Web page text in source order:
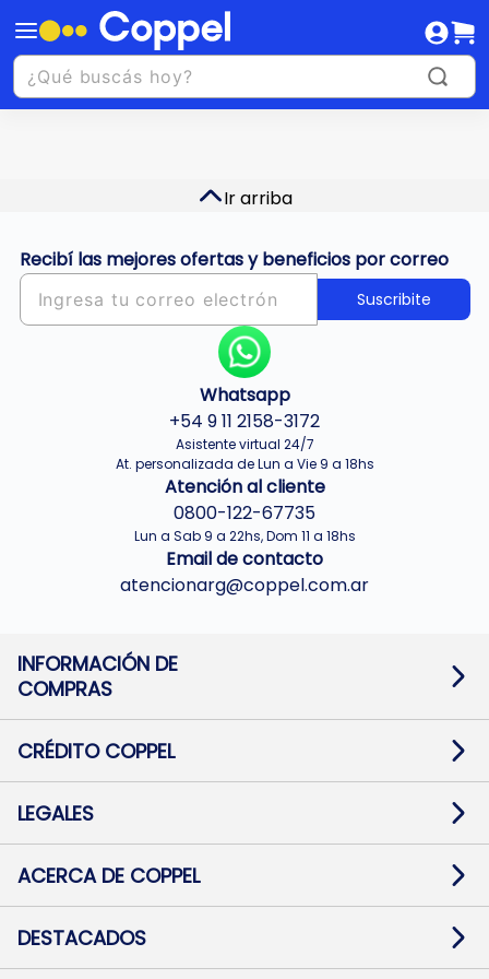
Ir arriba
Recibí las mejores ofertas y beneficios por correo
Suscribite
Whatsapp
+54 9 11 2158-3172
Asistente virtual 24/7
At. personalizada de Lun a Vie 9 a 18hs
Atención al cliente
0800-122-67735
Lun a Sab 9 a 22hs, Dom 11 a 18hs
Email de contacto
atencionarg@coppel.com.ar
INFORMACIÓN DE
COMPRAS
Términos y condiciones
Botón de arrepentimiento
Mapa de sitio
CRÉDITO COPPEL
Solicitar Crédito
Medios de Pago
Pago Fácil Online
LEGALES
Baja contratos
Defensa al consumidor CABA
ACERCA DE COPPEL
Trabajá con Nosotros
Preguntas Frecuentes
DESTACADOS